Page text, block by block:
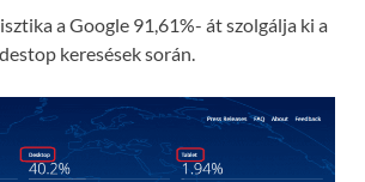
a Google 91,61%- át szolgálja ki a
destop keresések során.